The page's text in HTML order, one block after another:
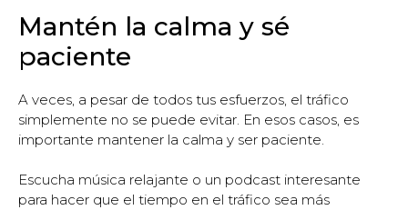
Mantén la calma y sé
paciente
A veces, a pesar de todos tus esfuerzos, el tráfico
simplemente no se puede evitar. En esos casos, es
importante mantener la calma y ser paciente.
Escucha música relajante o un podcast interesante
para hacer que el tiempo en el tráfico sea más